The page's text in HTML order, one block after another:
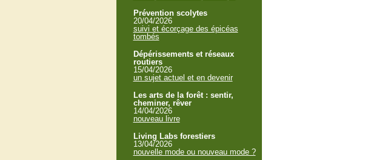
Prévention scolytes
20/04/2026
suivi et écorçage des épicéas
tombés
Dépérissements et réseaux
routiers
15/04/2026
un sujet actuel et en devenir
Les arts de la forêt : sentir,
cheminer, rêver
14/04/2026
nouveau livre
Living Labs forestiers
13/04/2026
nouvelle mode ou nouveau mode ?